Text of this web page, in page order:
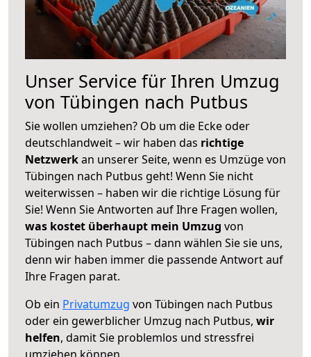
Unser Service für Ihren Umzug
von Tübingen nach Putbus
Sie wollen umziehen? Ob um die Ecke oder
deutschlandweit – wir haben das richtige
Netzwerkan unserer Seite, wenn es Umzüge von
Tübingen nach Putbus geht! Wenn Sie nicht
weiterwissen – haben wir die richtige Lösung für
Sie! Wenn Sie Antworten auf Ihre Fragen wollen,
was kostet überhaupt mein Umzug von
Tübingen nach Putbus – dann wählen Sie sie uns,
denn wir haben immer die passende Antwort auf
Ihre Fragen parat.
Ob ein Privatumzug von Tübingen nach Putbus
oder ein gewerblicher Umzug nach Putbus, wir
helfen, damit Sie problemlos und stressfrei